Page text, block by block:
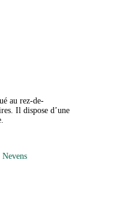
au rez-de-
Il dispose d’une